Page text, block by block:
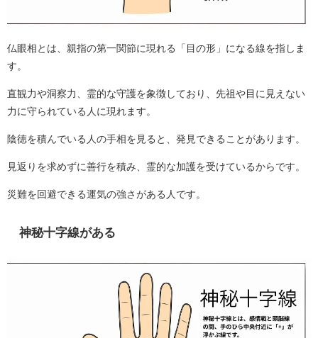
仏眼相とは、親指の第一関節に現れる「目の形」になる線を指しま
す。
直観力や洞察力、霊的な守護を象徴しており、先祖や目に見えない
力に守られている人に現れます。
陰徳を積んでいる人の手相を見ると、発見できることがあります。
見返りを求めずに善行を積み、霊的な加護を受けているからです。
災難を回避できる運気の強さがある人です。
神秘十字線がある